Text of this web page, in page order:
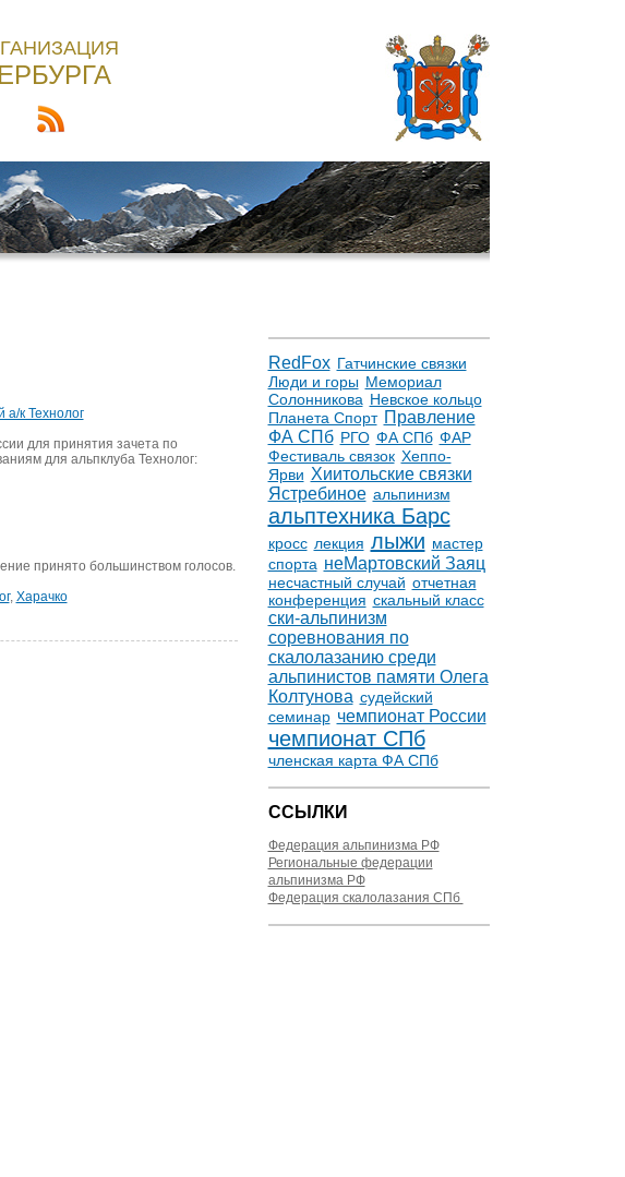
RedFox Гатчинские связки
Люди и горы Мемориал
Солонникова Невское кольцо
Планета Спорт Правление
ФА СПб РГО ФА СПб ФАР
Фестиваль связок Хеппо-
Ярви Хиитольские связки
Ястребиное альпинизм
альптехника Барс
кросс лекция лыжи мастер
спорта неМартовский Заяц
несчастный случай отчетная
конференция скальный класс
ски-альпинизм
соревнования по
скалолазанию среди
альпинистов памяти Олега
Колтунова судейский
семинар чемпионат России
чемпионат СПб
членская карта ФА СПб
ССЫЛКИ
Федерация альпинизма РФ
Региональные федерации
альпинизма РФ
Федерация скалолазания СПб
к Технолог
для принятия зачета по
для альпклуба Технолог:
принято большинством голосов.
, Харачко